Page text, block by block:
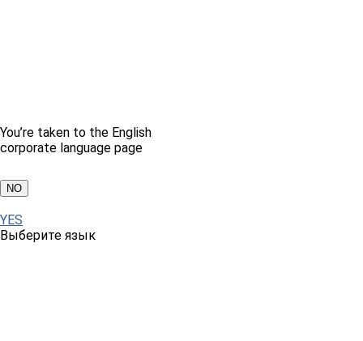
You’re taken to the English
corporate language page
NO
YES
Выберите язык